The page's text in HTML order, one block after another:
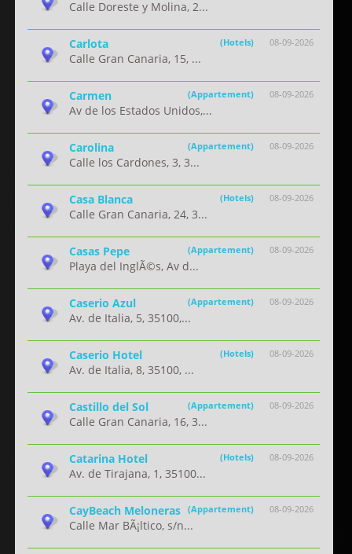
Calle Doreste y Molina, 2...
08-09-2026
Carlota (Hotels)
Calle Gran Canaria, 15, ...
08-09-2026
Carmen (Appartement)
Av de los Estados Unidos,...
08-09-2026
Carolina (Appartement)
Calle los Cardones, 3, 3...
08-09-2026
Casa Blanca (Hotels)
Calle Gran Canaria, 24, 3...
08-09-2026
Casas Pepe (Appartement)
Playa del InglÃ©s, Av d...
08-09-2026
Caserio Azul (Appartement)
Av. de Italia, 5, 35100,...
08-09-2026
Caserio Hotel (Hotels)
Av. de Italia, 8, 35100, ...
08-09-2026
Castillo del Sol (Appartement)
Calle Gran Canaria, 16, 3...
08-09-2026
Catarina Hotel (Hotels)
Av. de Tirajana, 1, 35100...
08-09-2026
CayBeach Meloneras (Appartement)
Calle Mar BÃ¡ltico, s/n...